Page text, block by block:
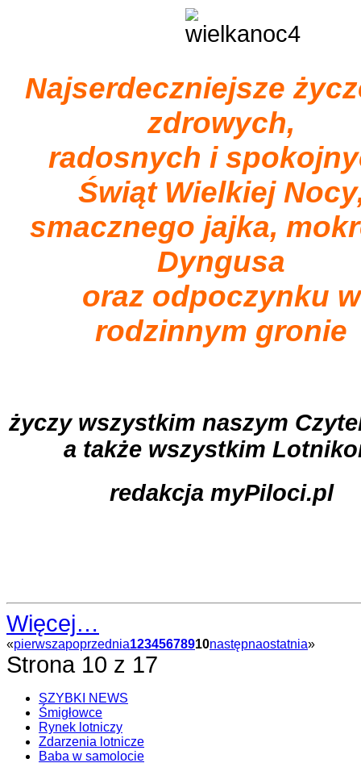
Najserdeczniejsze
zdrowych,
radosnych i
Świąt Wielkiej
smacznego jajka,
Dyngusa
oraz odpoczynku w
rodzinnym gronie
życzy wszystkim naszym
a także wszystkim
redakcja myPiloci.pl
Więcej…
«pierwszapoprzednia12345678910następnaostatnia»
Strona 10 z 17
SZYBKI NEWS
Śmigłowce
Rynek lotniczy
Zdarzenia lotnicze
Baba w samolocie